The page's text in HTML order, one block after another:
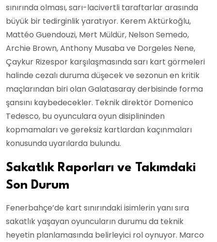
sınırında olması, sarı-lacivertli taraftarlar arasında
büyük bir tedirginlik yaratıyor. Kerem Aktürkoğlu,
Mattéo Guendouzi, Mert Müldür, Nelson Semedo,
Archie Brown, Anthony Musaba ve Dorgeles Nene,
Çaykur Rizespor karşılaşmasında sarı kart görmeleri
halinde cezalı duruma düşecek ve sezonun en kritik
maçlarından biri olan Galatasaray derbisinde forma
şansını kaybedecekler. Teknik direktör Domenico
Tedesco, bu oyunculara oyun disiplininden
kopmamaları ve gereksiz kartlardan kaçınmaları
konusunda uyarılarda bulundu.
Sakatlık Raporları ve Takımdaki
Son Durum
Fenerbahçe’de kart sınırındaki isimlerin yanı sıra
sakatlık yaşayan oyuncuların durumu da teknik
heyetin planlamasında belirleyici rol oynuyor. Marco